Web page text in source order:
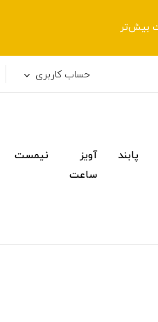
بیش‌تر
حساب کاربری
پابند
آویز
ساعت
نیمست